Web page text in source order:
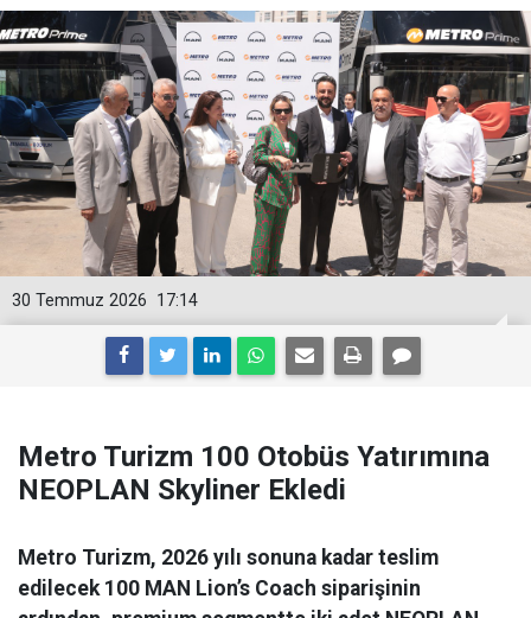
17:14
30 Temmuz 2026
Metro Turizm 100 Otobüs Yatırımına
NEOPLAN Skyliner Ekledi
Metro Turizm, 2026 yılı sonuna kadar teslim
edilecek 100 MAN Lion’s Coach siparişinin